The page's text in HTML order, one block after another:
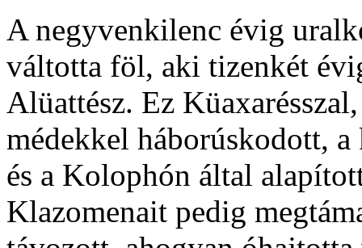
A negyvenkilenc évig
váltotta föl, aki tizenkét
Alüattész. Ez
médekkel háborúskodott,
és a Kolophón által
Klazomenait pedig